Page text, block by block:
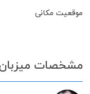
موقعیت مکانی
مشخصات